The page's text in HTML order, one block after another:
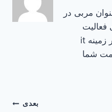
عنوان مربی در
فعالیت
میکنم و بیش از بیست سال در زمینه it
شما
بعدی